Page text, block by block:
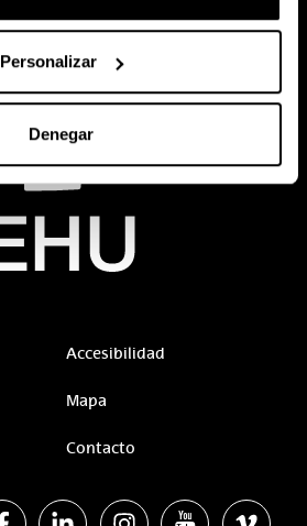
Personalizar
Denegar
Accesibilidad
Mapa
Contacto